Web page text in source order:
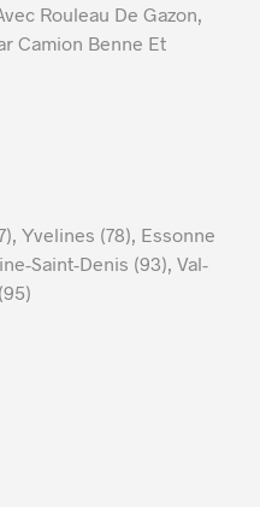
Rouleau De Gazon,
Camion Benne Et
Yvelines (78), Essonne
Saint-Denis (93), Val-